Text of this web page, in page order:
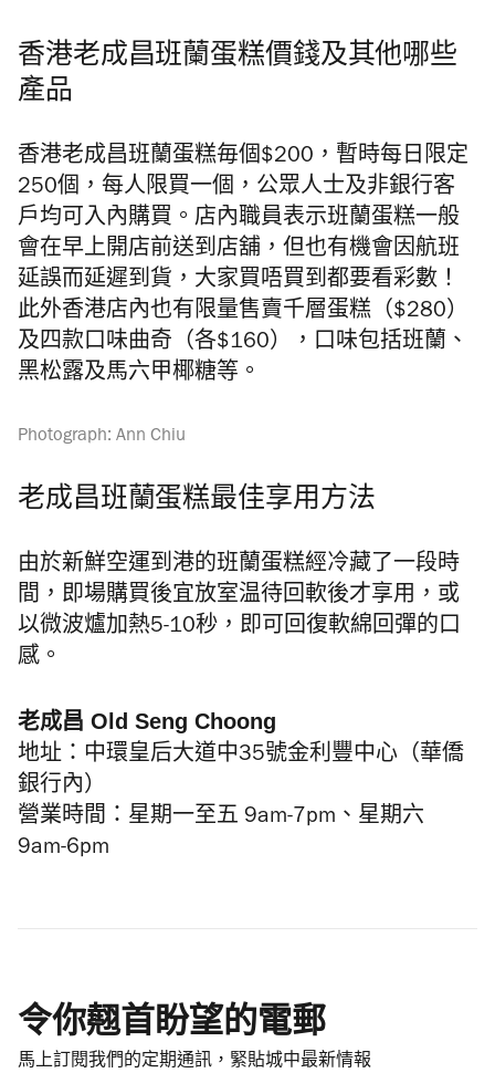
香港老成昌班蘭蛋糕價錢及其他哪些
產品
香港老成昌班蘭蛋糕毎個$200，暫時每日限定
250個，每人限買一個，公眾人士及非銀行客
戶均可入內購買。店內職員表示班蘭蛋糕一般
會在早上開店前送到店舖，但也有機會因航班
延誤而延遲到貨，大家買唔買到都要看彩數！
此外香港店內也有限量售賣千層蛋糕（$280）
及四款口味曲奇（各$160），口味包括班蘭、
黑松露及馬六甲椰糖等。
Photograph: Ann Chiu
老成昌班蘭蛋糕最佳享用方法
由於新鮮空運到港的班蘭蛋糕經冷藏了一段時
間，即場購買後宜放室温待回軟後才享用，或
以微波爐加熱5-10秒，即可回復軟綿回彈的口
感。
老成昌 Old Seng Choong
地址：中環皇后大道中35號金利豐中心（華僑
銀行內）
營業時間：星期一至五 9am-7pm、星期六
9am-6pm
令你翹首盼望的電郵
馬上訂閱我們的定期通訊，緊貼城中最新情報